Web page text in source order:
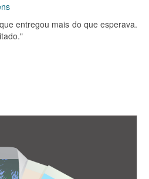
entregou mais do que esperava.